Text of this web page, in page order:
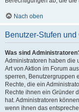
Nach oben
Benutzer-Stufen und
Was sind
Administratoren haben die
Art von Aktion im Forum
sperren, Benutzergruppen
Rechte, die ein
Rechte ihnen ein Gründer
hat. Administratoren
wenn ihnen das